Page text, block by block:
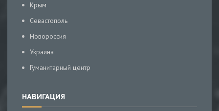
Крым
Севастополь
Новороссия
Украина
Гуманитарный центр
НАВИГАЦИЯ